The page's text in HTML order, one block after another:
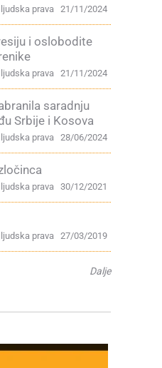
21/11/2024
prava
i oslobodite
21/11/2024
prava
saradnju
Srbije i Kosova
28/06/2024
prava
30/12/2021
prava
27/03/2019
prava
Dalje